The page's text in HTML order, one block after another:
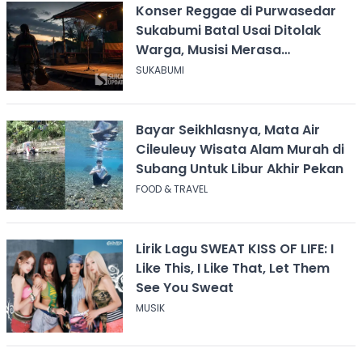
Konser Reggae di Purwasedar
Sukabumi Batal Usai Ditolak
Warga, Musisi Merasa
Didiskreditkan
SUKABUMI
Bayar Seikhlasnya, Mata Air
Cileuleuy Wisata Alam Murah di
Subang Untuk Libur Akhir Pekan
FOOD & TRAVEL
Lirik Lagu SWEAT KISS OF LIFE: I
Like This, I Like That, Let Them
See You Sweat
MUSIK